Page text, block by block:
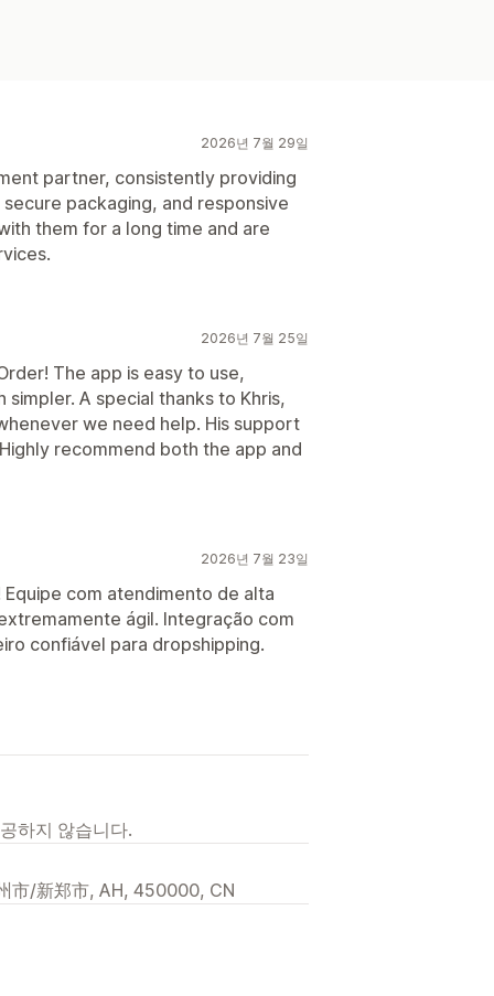
2026년 7월 29일
partner, consistently providing
packaging, and responsive
them for a long time and are
2026년 7월 25일
The app is easy to use,
A special thanks to Khris,
we need help. His support
recommend both the app and
2026년 7월 23일
com atendimento de alta
ágil. Integração com
confiável para dropshipping.
하지 않습니다.
市/新郑市, AH, 450000, CN